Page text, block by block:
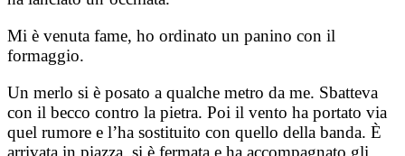
Mi è venuta fame, ho ordinato un panino con il
formaggio.
Un merlo si è posato a qualche metro da me. Sbatteva
con il becco contro la pietra. Poi il vento ha portato via
quel rumore e l’ha sostituito con quello della banda. È